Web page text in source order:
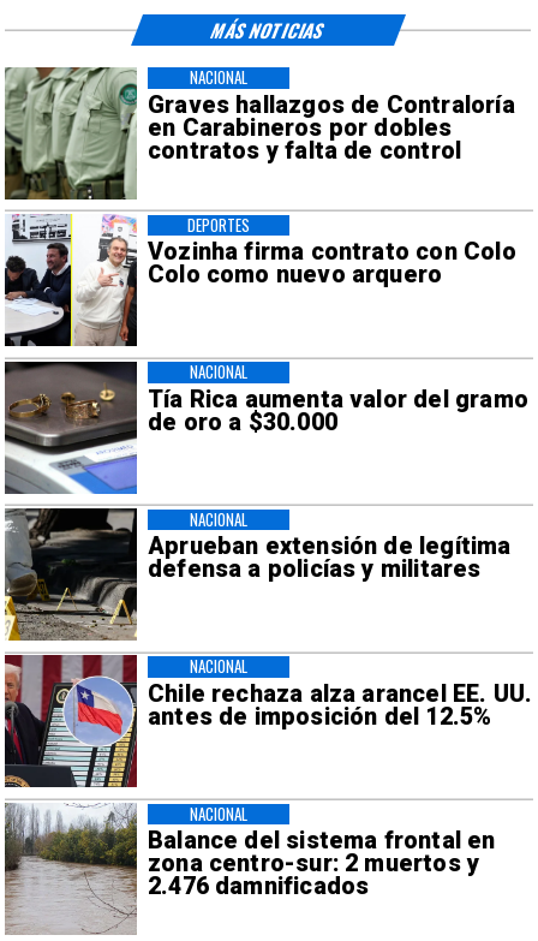
Graves hallazgos de Contraloría
en Carabineros por dobles
contratos y falta de control
NACIONAL
Vozinha firma contrato con Colo
Colo como nuevo arquero
DEPORTES
Tía Rica aumenta valor del gramo
de oro a $30.000
NACIONAL
Aprueban extensión de legítima
defensa a policías y militares
NACIONAL
Chile rechaza alza arancel EE. UU.
antes de imposición del 12.5%
NACIONAL
Balance del sistema frontal en
zona centro-sur: 2 muertos y
2.476 damnificados
NACIONAL
MÁS NOTICIAS